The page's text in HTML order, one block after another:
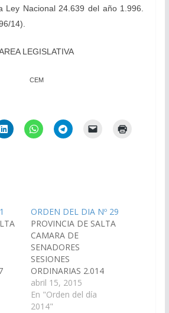
Ley Nacional 24.639 del año 1.996.
14).
LEGISLATIVA
CEM
01
en
ORDEN DEL DIA Nº 29
PROVINCIA DE SALTA
CAMARA DE
SENADORES
SESIONES
ORDINARIAS 2.014
ORDEN DEL DIA Nº 29
(Dictamen de
Comisión entrados en
abril 15, 2015
En "Orden del día
2014"